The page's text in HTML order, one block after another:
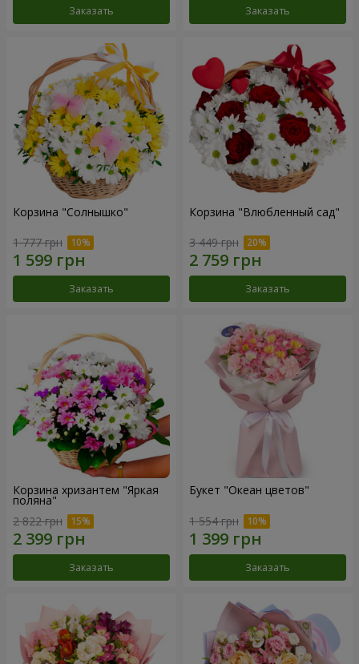
Заказать Заказать
Корзина "Солнышко"
1 777 грн
Заказать
Корзина "Влюбленный сад"
3 449 грн
Заказать
Корзина хризантем "Яркая
поляна"
2 822 грн
Заказать
Букет "Океан цветов"
1 554 грн
Заказать